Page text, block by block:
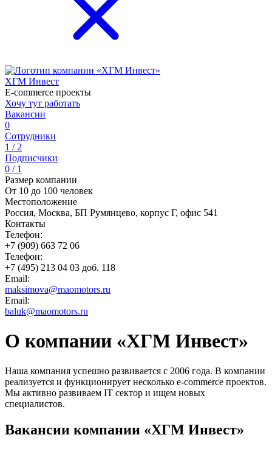
ХГМ Инвест
E-commerce проекты
Хочу тут работать
Вакансии
0
Сотрудники
1 / 2
Подписчики
0 / 1
Размер компании
От 10 до 100 человек
Местоположение
Россия, Москва, БП Румянцево, корпус Г, офис 541
Контакты
Телефон:
+7 (909) 663 72 06
Телефон:
+7 (495) 213 04 03 доб. 118
Email:
maksimova@maomotors.ru
Email:
baluk@maomotors.ru
О компании «ХГМ Инвест»
Наша компания успешно развивается с 2006 года. В компании
реализуется и функционирует несколько e-commerce проектов.
Мы активно развиваем IT сектор и ищем новых
специалистов.
Вакансии компании «ХГМ Инвест»